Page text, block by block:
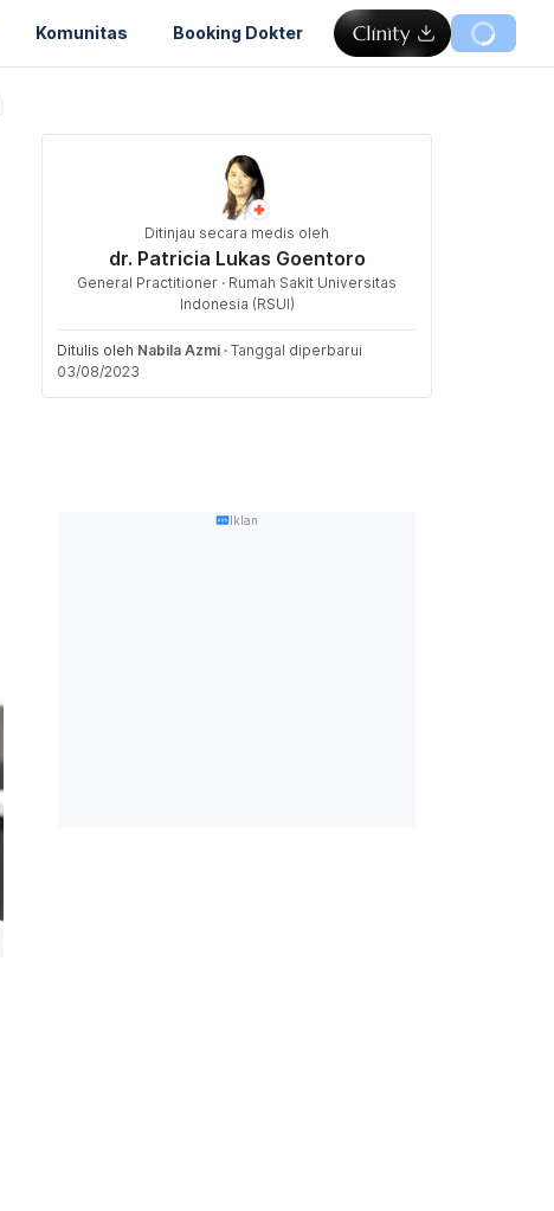
Komunitas Booking Dokter
Ditinjau secara medis oleh
dr. Patricia Lukas Goentoro
General Practitioner · Rumah Sakit Universitas
Indonesia (RSUI)
Ditulis oleh Nabila Azmi · Tanggal diperbarui
03/08/2023
Iklan